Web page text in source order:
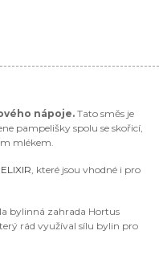
nápoje. Tato směs je
pampelišky spolu se skořicí,
mlékem.
, které jsou vhodné i pro
bylinná zahrada Hortus
rád využíval sílu bylin pro